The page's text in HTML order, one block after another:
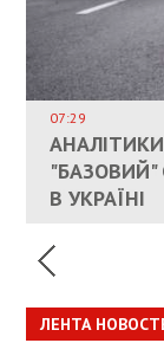
КАНДИДАТ
ЕС
УКРАИНЕ
07:29
АНАЛІТИКИ
"БАЗОВИЙ"
В УКРАЇНІ
РЮТТЕ
ПАЛИВНИЙ
СПЕКУЛЯЦІЇ
ЛЕНТА